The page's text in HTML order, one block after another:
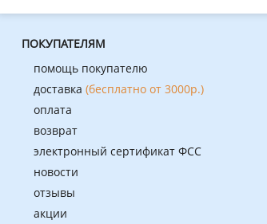
ПОКУПАТЕЛЯМ
помощь покупателю
доставка (бесплатно от 3000р.)
оплата
возврат
электронный сертификат ФСС
новости
отзывы
акции